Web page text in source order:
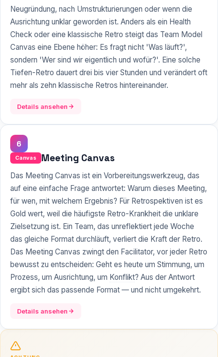
Neugründung, nach Umstrukturierungen oder wenn die
Ausrichtung unklar geworden ist. Anders als ein Health
Check oder eine klassische Retro steigt das Team Model
Canvas eine Ebene höher: Es fragt nicht 'Was läuft?',
sondern 'Wer sind wir eigentlich und wofür?'. Eine solche
Tiefen-Retro dauert drei bis vier Stunden und verändert oft
mehr als zehn klassische Retros hintereinander.
Details ansehen
6
Canvas Meeting Canvas
Das Meeting Canvas ist ein Vorbereitungswerkzeug, das
auf eine einfache Frage antwortet: Warum dieses Meeting,
für wen, mit welchem Ergebnis? Für Retrospektiven ist es
Gold wert, weil die häufigste Retro-Krankheit die unklare
Zielsetzung ist. Ein Team, das unreflektiert jede Woche
das gleiche Format durchläuft, verliert die Kraft der Retro.
Das Meeting Canvas zwingt den Facilitator, vor jeder Retro
bewusst zu entscheiden: Geht es heute um Stimmung, um
Prozess, um Ausrichtung, um Konflikt? Aus der Antwort
ergibt sich das passende Format — und nicht umgekehrt.
Details ansehen